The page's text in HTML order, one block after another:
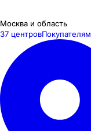
Москва и область
37 центровПокупателям